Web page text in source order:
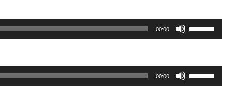
00:00
Up/Down
Arrow
increase
or
decrease
00:00
Up/Down
Arrow